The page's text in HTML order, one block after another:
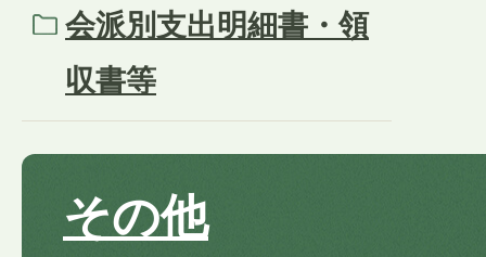
会派別支出明細書・領
収書等
その他